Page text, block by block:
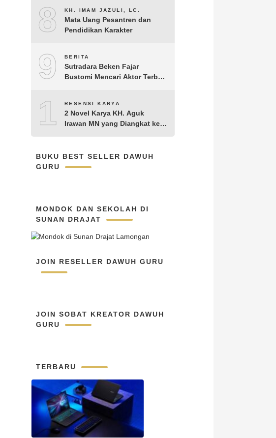
8 KH. IMAM JAZULI, LC.
Mata Uang Pesantren dan
Pendidikan Karakter
9 BERITA
Sutradara Beken Fajar
Bustomi Mencari Aktor Terbaik
KH. Hasyim Asy’ari karya KH.
Aguk Irawan MN
10RESENSI KARYA
2 Novel Karya KH. Aguk
Irawan MN yang Diangkat ke
BUKU BEST SELLER DAWUH
GURU
MONDOK DAN SEKOLAH DI
SUNAN DRAJAT
JOIN RESELLER DAWUH GURU
JOIN SOBAT KREATOR DAWUH
GURU
TERBARU